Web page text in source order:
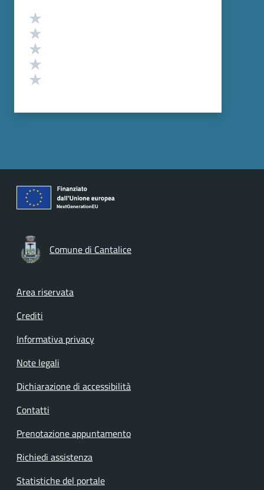
Valutazione
Comune di Cantalice
Footer menu
Area riservata
Crediti
Informativa privacy
Note legali
Dichiarazione di accessibilità
Contatti
Prenotazione appuntamento
Richiedi assistenza
Statistiche del portale